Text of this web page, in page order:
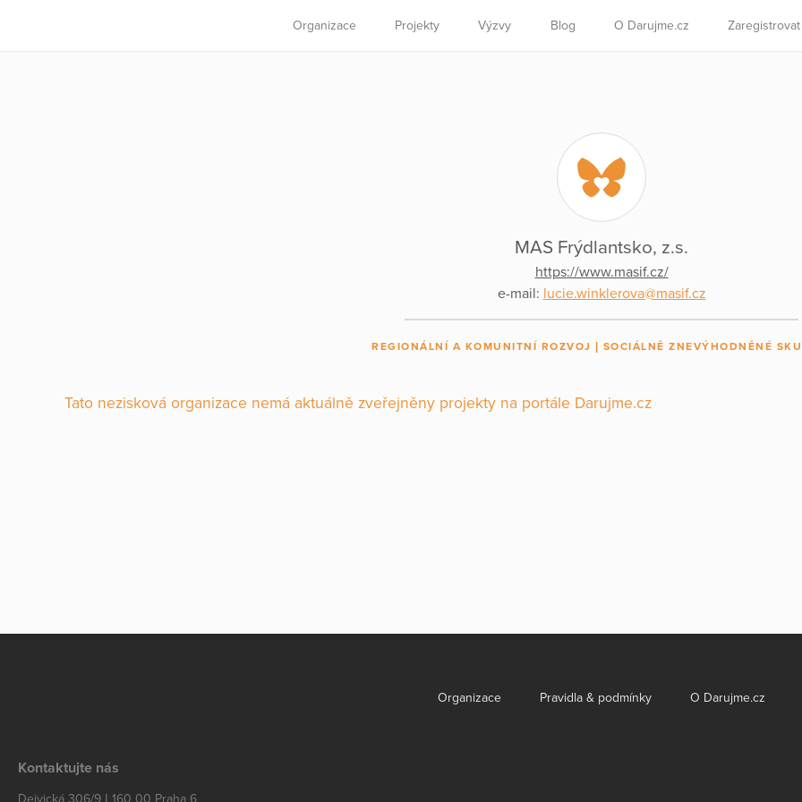
Organizace Projekty Výzvy Blog O Darujme.cz
MAS Frýdlantsko, z.s.
https://www.masif.cz/
e-mail: lucie.winklerova@masif.cz
REGIONÁLNÍ A KOMUNITNÍ ROZVOJ SOCIÁLNĚ ZNEVÝHODNĚNÉ
Tato nezisková organizace nemá aktuálně zveřejněny projekty na portále Darujme.cz
Organizace Pravidla & podmínky O Darujme.cz
Kontaktujte nás
Dejvická 306/9 | 160 00 Praha 6